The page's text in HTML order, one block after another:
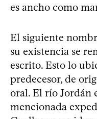
es ancho como
El siguiente
su existencia se
escrito. Esto lo
predecesor, de
oral. El río Jordán
mencionada